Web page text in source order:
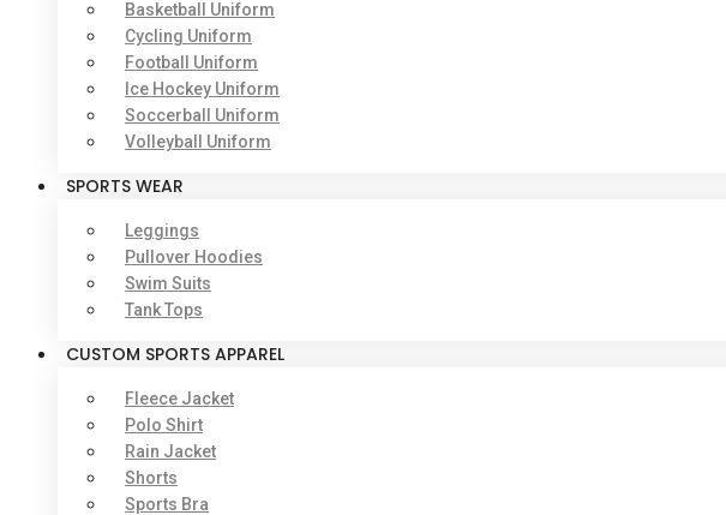
Basketball Uniform
Cycling Uniform
Football Uniform
Ice Hockey Uniform
Soccerball Uniform
Volleyball Uniform
SPORTS WEAR
Leggings
Pullover Hoodies
Swim Suits
Tank Tops
CUSTOM SPORTS APPAREL
Fleece Jacket
Polo Shirt
Rain Jacket
Shorts
Sports Bra